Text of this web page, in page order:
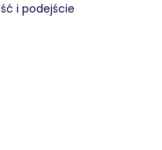
i podejście